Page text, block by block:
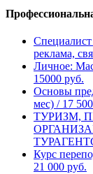
реклама,
Личное:
15000 руб.
Основы
мес) / 17
ТУРИЗМ,
Курс
21 000 руб.